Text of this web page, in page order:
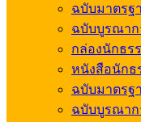
ฉบับมาตรฐ
ฉบับบูรณาก
กล่องนักธร
หนังสือนักธ
ฉบับมาตรฐ
ฉบับบูรณาก